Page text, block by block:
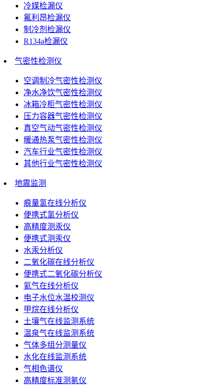
冷媒检漏仪
氟利昂检漏仪
制冷剂检漏仪
R134a检漏仪
气密性检测仪
空调制冷气密性检测仪
净水净饮气密性检测仪
冰箱冷柜气密性检测仪
压力容器气密性检测仪
真空气动气密性检测仪
暖通热泵气密性检测仪
汽车行业气密性检测仪
其他行业气密性检测仪
地震监测
痕量氢在线分析仪
便携式氢分析仪
高精度测汞仪
便携式测汞仪
水汞分析仪
二氧化碳在线分析仪
便携式二氧化碳分析仪
氦气在线分析仪
电子水位水温校测仪
甲烷在线分析仪
土壤气在线监测系统
温泉气在线监测系统
气体多组分测量仪
水化在线监测系统
气相色谱仪
高精度标准测氡仪